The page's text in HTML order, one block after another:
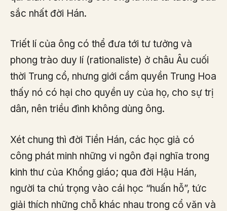
sắc nhất đời Hán.
Triết lí của ông có thể đưa tới tư tưởng và
phong trào duy lí (rationaliste) ở châu Âu cuối
thời Trung cổ, nhưng giới cầm quyền Trung Hoa
thấy nó có hại cho quyền uy của họ, cho sự trị
dân, nên triều đình không dùng ông.
Xét chung thì đời Tiền Hán, các học giả có
công phát minh những vi ngôn đại nghĩa trong
kinh thư của Khổng giáo; qua đời Hậu Hán,
người ta chú trọng vào cái học “huấn hỗ”, tức
giải thích những chỗ khác nhau trong cổ văn và